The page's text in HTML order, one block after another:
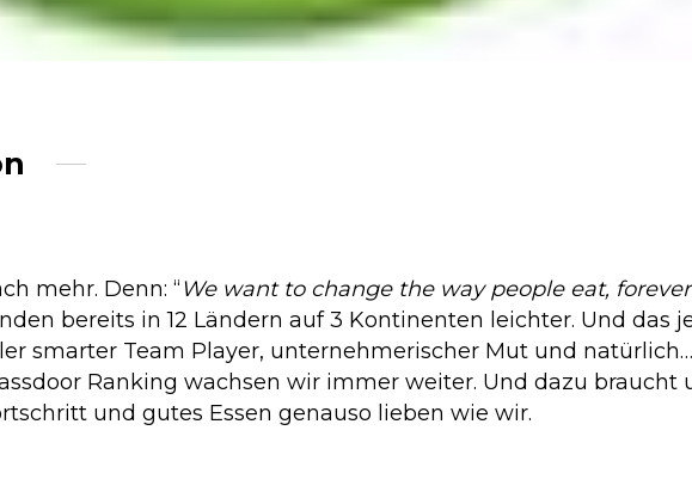
mehr. Denn: “We want to change the way people eat,
bereits in 12 Ländern auf 3 Kontinenten leichter. Und das
smarter Team Player, unternehmerischer Mut und
Ranking wachsen wir immer weiter. Und dazu braucht
und gutes Essen genauso lieben wie wir.